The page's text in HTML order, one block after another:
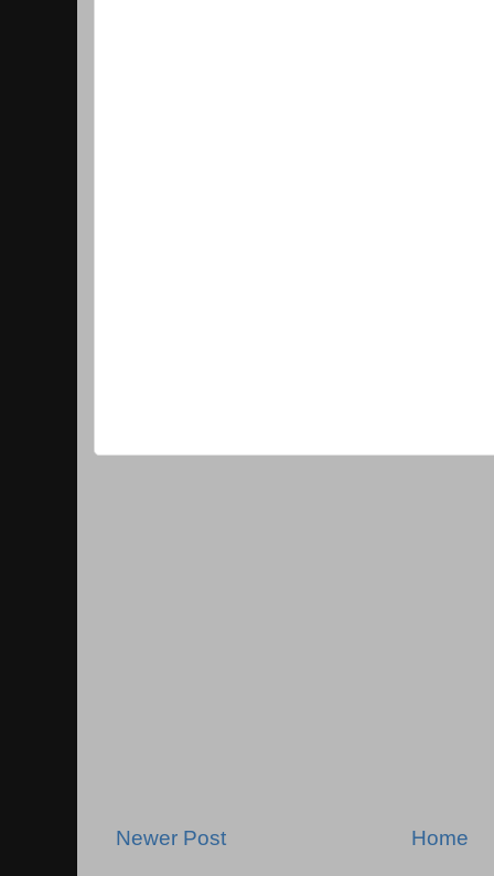
Newer Post Home